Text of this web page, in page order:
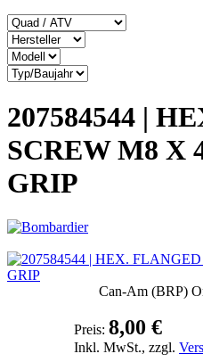
207584544 |
SCREW M8 X
GRIP
Can-Am (BRP)
Preis: 8,00 €
Inkl. MwSt., zzgl.